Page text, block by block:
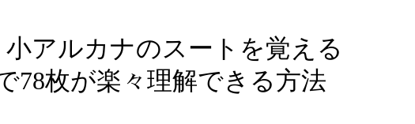
小アルカナのスートを覚える
78枚が楽々理解できる方法